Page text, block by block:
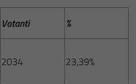
Votanti
%
2034 23,39%